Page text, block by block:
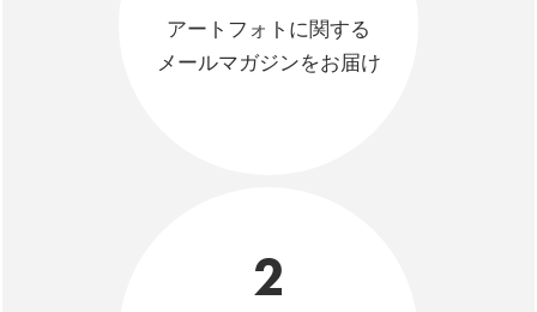
アートフォトに関する
メールマガジンをお届け
2